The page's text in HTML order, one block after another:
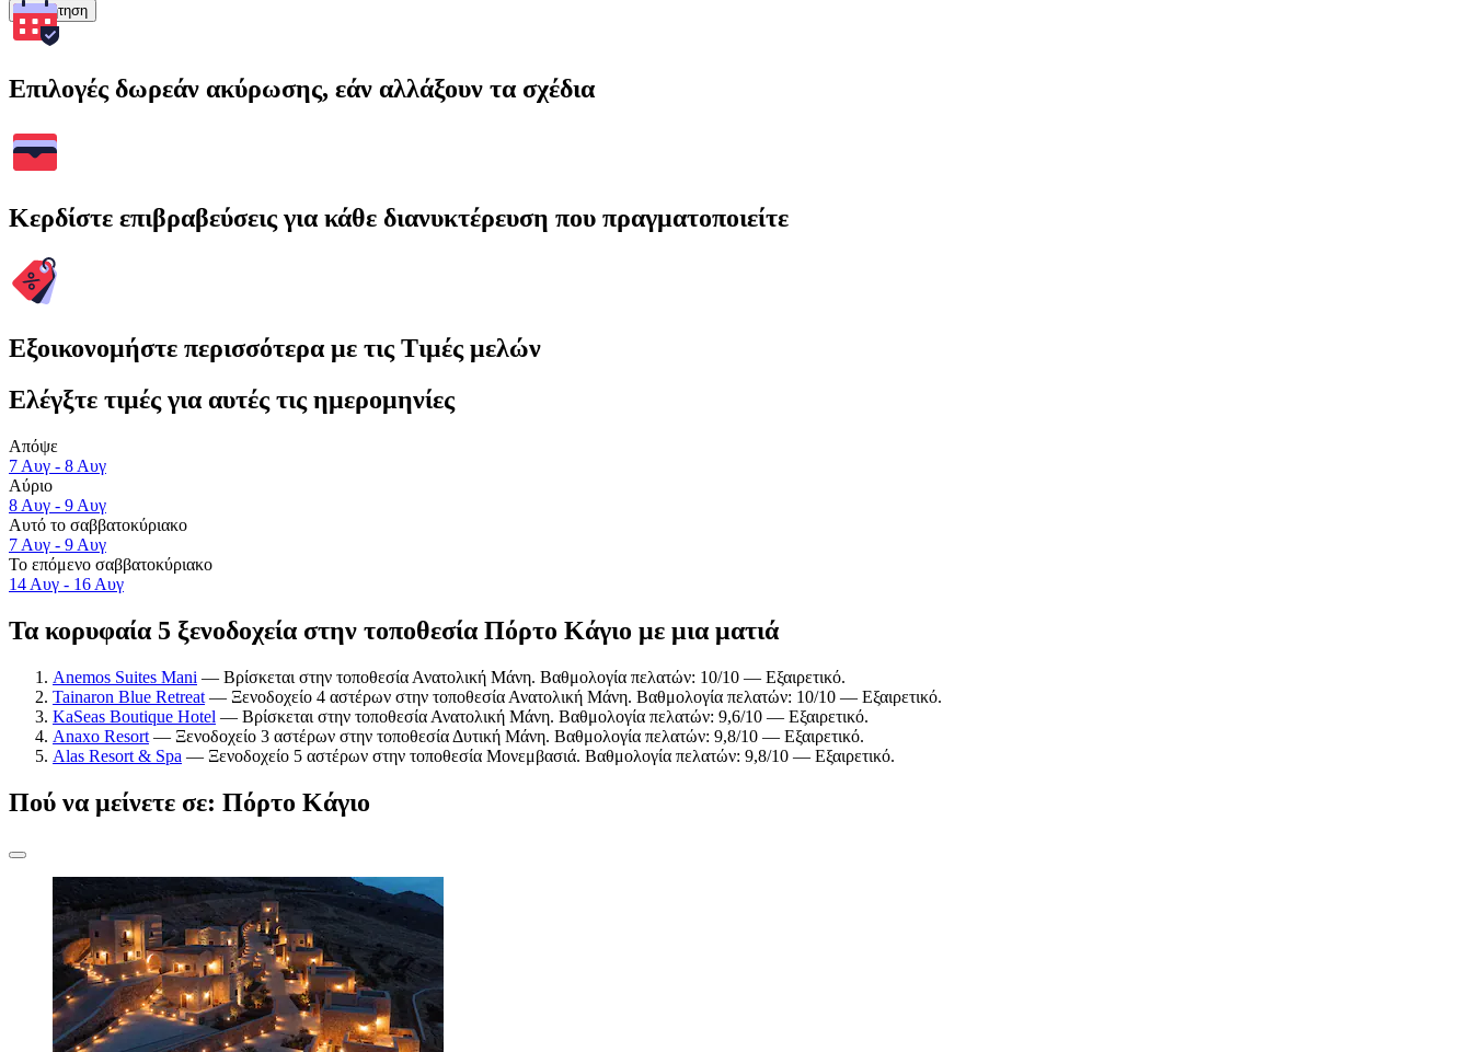
Αναζήτηση
Επιλογές δωρεάν ακύρωσης, εάν αλλάξουν τα σχέδια
Κερδίστε επιβραβεύσεις για κάθε διανυκτέρευση που πραγματοποιείτε
Εξοικονομήστε περισσότερα με τις Τιμές μελών
Ελέγξτε τιμές για αυτές τις ημερομηνίες
Απόψε
7 Αυγ - 8 Αυγ
Αύριο
8 Αυγ - 9 Αυγ
Αυτό το σαββατοκύριακο
7 Αυγ - 9 Αυγ
Το επόμενο σαββατοκύριακο
14 Αυγ - 16 Αυγ
Τα κορυφαία 5 ξενοδοχεία στην τοποθεσία Πόρτο Κάγιο με μια ματιά
Anemos Suites Mani — Βρίσκεται στην τοποθεσία Ανατολική Μάνη. Βαθμολογία πελατών: 10/10 — Εξαιρετικό.
Tainaron Blue Retreat — Ξενοδοχείο 4 αστέρων στην τοποθεσία Ανατολική Μάνη. Βαθμολογία πελατών: 10/10 — Εξαιρετικό.
KaSeas Boutique Hotel — Βρίσκεται στην τοποθεσία Ανατολική Μάνη. Βαθμολογία πελατών: 9,6/10 — Εξαιρετικό.
Anaxo Resort — Ξενοδοχείο 3 αστέρων στην τοποθεσία Δυτική Μάνη. Βαθμολογία πελατών: 9,8/10 — Εξαιρετικό.
Alas Resort & Spa — Ξενοδοχείο 5 αστέρων στην τοποθεσία Μονεμβασιά. Βαθμολογία πελατών: 9,8/10 — Εξαιρετικό.
Πού να μείνετε σε: Πόρτο Κάγιο